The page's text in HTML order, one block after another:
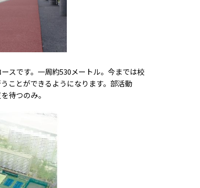
スです。一周約530メートル。今までは校
ことができるようになります。部活動
待つのみ。